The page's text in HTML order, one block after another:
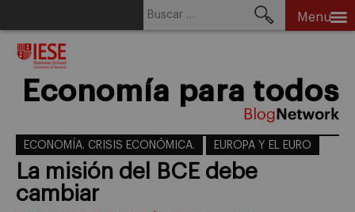
Menu
Economía para todos
ECONOMÍA. CRISIS ECONÓMICA. EUROPA Y EL EURO
La misión del BCE debe
cambiar